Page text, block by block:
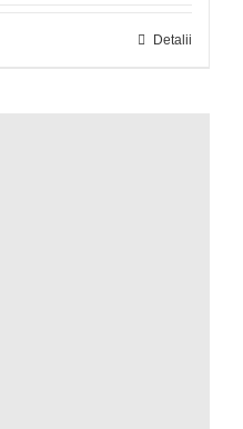
Detalii